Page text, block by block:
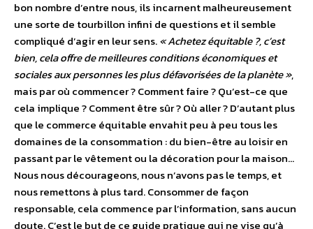
bon nombre d’entre nous, ils incarnent malheureusement
une sorte de tourbillon infini de questions et il semble
compliqué d’agir en leur sens.« Achetez équitable ?, c’est
bien, cela offre de meilleures conditions économiques et
sociales aux personnes les plus défavorisées de la planète »,
mais par où commencer ? Comment faire ? Qu’est-ce que
cela implique ? Comment être sûr ? Où aller ? D’autant plus
que le commerce équitable envahit peu à peu tous les
domaines de la consommation : du bien-être au loisir en
passant par le vêtement ou la décoration pour la maison…
Nous nous décourageons, nous n’avons pas le temps, et
nous remettons à plus tard. Consommer de façon
responsable, cela commence par l’information, sans aucun
doute. C’est le but de ce guide pratique qui ne vise qu’à